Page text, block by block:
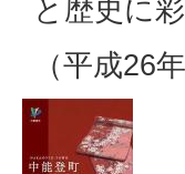
と歴史に
（平成26